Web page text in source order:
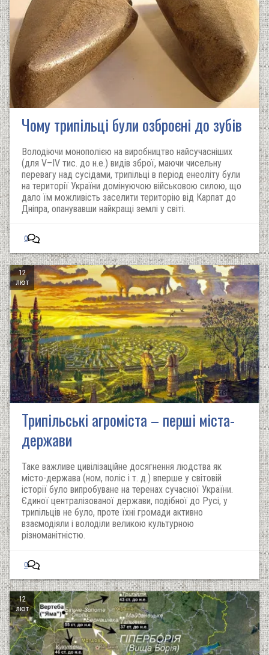
Чому трипільці були озброєні до зубів
Володіючи монополією на виробництво найсучасніших
(для V–IV тис. до н.е.) видів зброї, маючи чисельну
перевагу над сусідами, трипільці в період енеоліту були
на території України домінуючою військовою силою, що
дало їм можливість заселити територію від Карпат до
Дніпра, опанувавши найкращі землі у світі.
0
12
лют
Трипільські агроміста – перші міста-
держави
Таке важливе цивілізаційне досягнення людства як
місто-держава (ном, поліс і т. д.) вперше у світовій
історії було випробуване на теренах сучасної України.
Єдиної централізованої держави, подібної до Русі, у
трипільців не було, проте їхні громади активно
взаємодіяли і володіли великою культурною
різноманітністю.
0
12
лют